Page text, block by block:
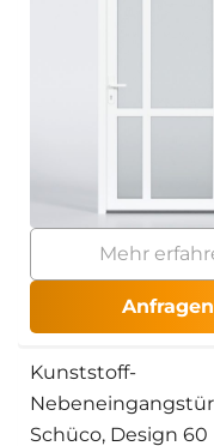
Mehr
Anfragen
Kunststoff-
Nebeneingangstür
Schüco, Design 60